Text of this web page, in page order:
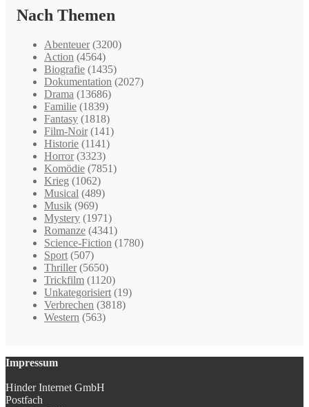
Nach Themen
Abenteuer (3200)
Action (4564)
Biografie (1435)
Dokumentation (2027)
Drama (13686)
Familie (1839)
Fantasy (1818)
Film-Noir (141)
Historie (1141)
Horror (3323)
Komödie (7851)
Krieg (1062)
Musical (489)
Musik (969)
Mystery (1971)
Romanze (4341)
Science-Fiction (1780)
Sport (507)
Thriller (5650)
Trickfilm (1120)
Unkategorisiert (19)
Verbrechen (3818)
Western (563)
Impressum
Hinder Internet GmbH
Postfach